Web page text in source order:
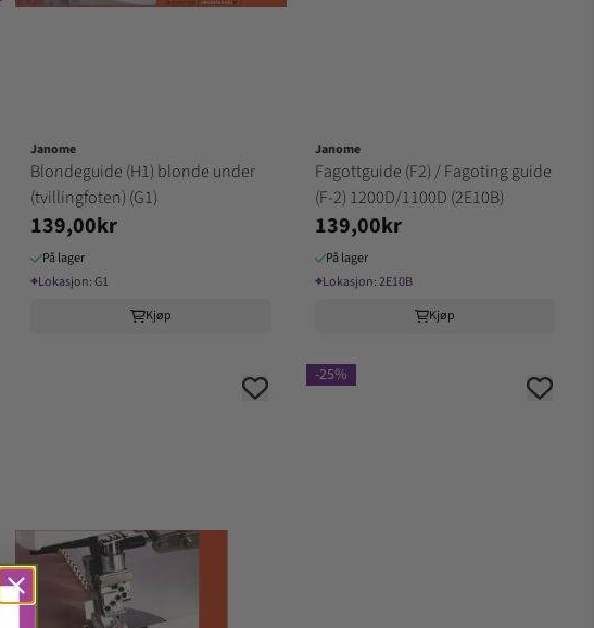
Janome
Blondeguide (H1) blonde under
(tvillingfoten) (G1)
139,00kr
På lager
⌖Lokasjon:G1
Kjøp
Janome
Fagottguide (F2) / Fagoting guide
(F-2) 1200D/1100D (2E10B)
139,00kr
På lager
⌖Lokasjon:2E10B
Kjøp
-25%